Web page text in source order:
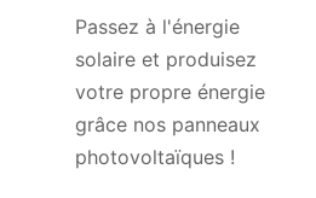
Passez à l'énergie
solaire et produisez
votre propre énergie
grâce nos panneaux
photovoltaïques !